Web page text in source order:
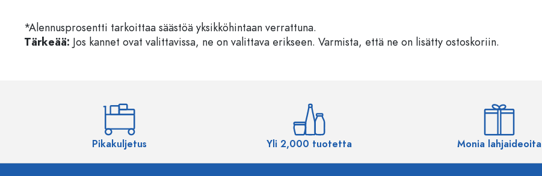
*Alennusprosentti tarkoittaa säästöä yksikköhintaan verrattuna.
Tärkeää: Jos kannet ovat valittavissa, ne on valittava erikseen. Varmista, että ne on lisätty ostoskoriin.
Pikakuljetus Yli 2,000 tuotetta Monia lahjaideoita